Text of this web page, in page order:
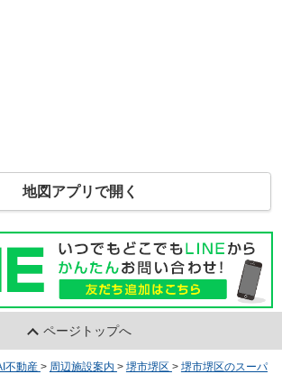
地図アプリで開く
ページトップへ
不動産 > 周辺施設案内 > 堺市堺区 > 堺市堺区のスーパ